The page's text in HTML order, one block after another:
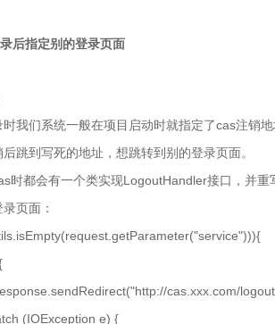
后指定别的登录页面
时我们系统一般在项目启动时就指定了cas注销
跳到写死的地址，想跳转到别的登录页面。
时都会有一个类实现LogoutHandler接口，并
页面：
cas.xxx.com/
e) {